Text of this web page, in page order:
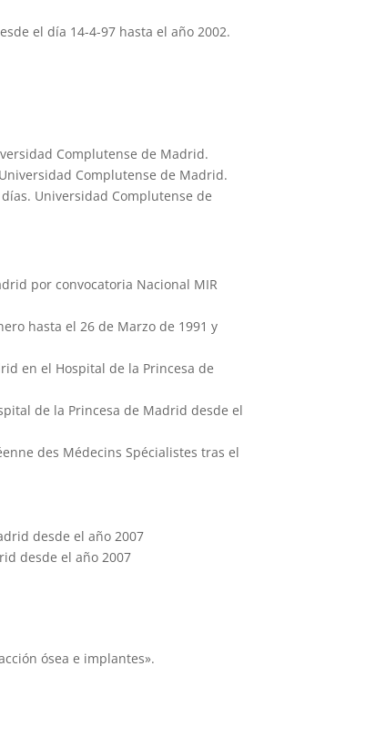
el día 14-4-97 hasta el año 2002.
Complutense de Madrid.
Complutense de Madrid.
Universidad Complutense de
por convocatoria Nacional MIR
hasta el 26 de Marzo de 1991 y
en el Hospital de la Princesa de
de la Princesa de Madrid desde el
des Médecins Spécialistes tras el
desde el año 2007
desde el año 2007
ósea e implantes».